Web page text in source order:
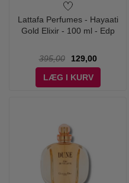
Lattafa Perfumes - Hayaati
Gold Elixir - 100 ml - Edp
395,00
129,00
LÆG I KURV